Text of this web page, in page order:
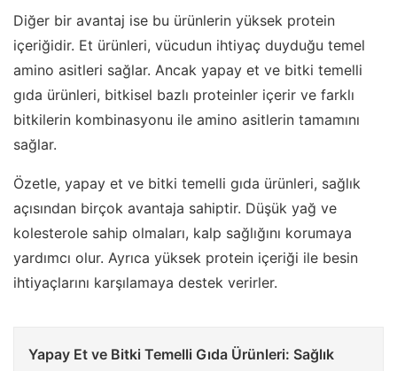
Diğer bir avantaj ise bu ürünlerin yüksek protein
içeriğidir. Et ürünleri, vücudun ihtiyaç duyduğu temel
amino asitleri sağlar. Ancak yapay et ve bitki temelli
gıda ürünleri, bitkisel bazlı proteinler içerir ve farklı
bitkilerin kombinasyonu ile amino asitlerin tamamını
sağlar.
Özetle, yapay et ve bitki temelli gıda ürünleri, sağlık
açısından birçok avantaja sahiptir. Düşük yağ ve
kolesterole sahip olmaları, kalp sağlığını korumaya
yardımcı olur. Ayrıca yüksek protein içeriği ile besin
ihtiyaçlarını karşılamaya destek verirler.
Yapay Et ve Bitki Temelli Gıda Ürünleri: Sağlık